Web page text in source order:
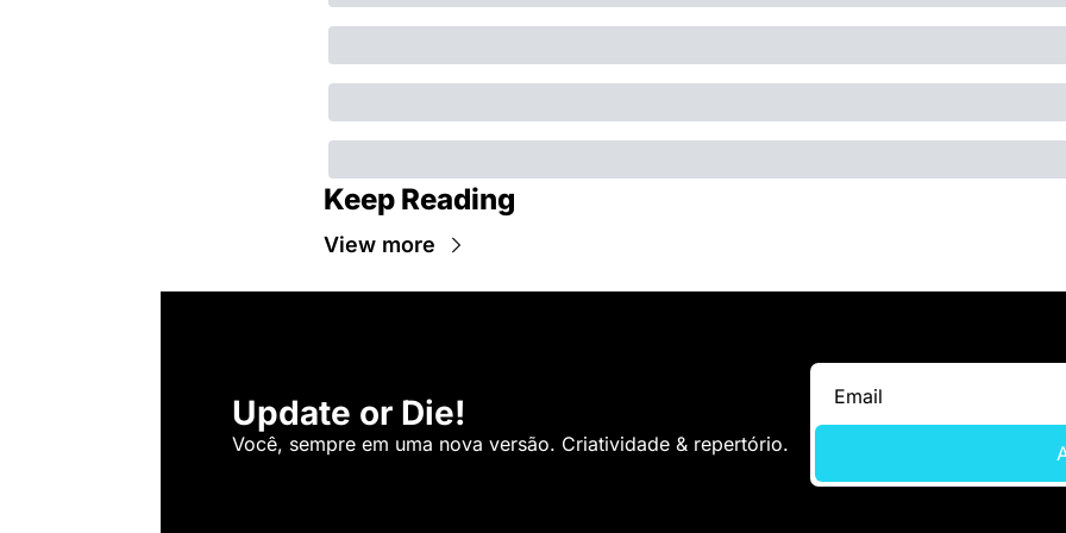
Keep Reading
View more
Update or Die!
Você, sempre em uma nova versão. Criatividade & repertório.